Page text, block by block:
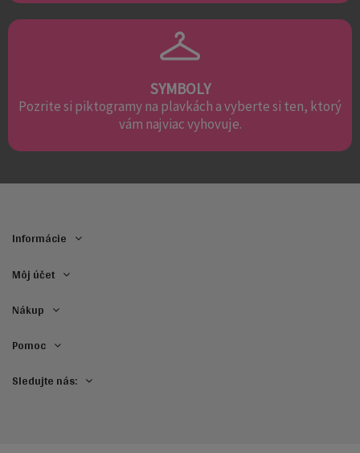
SYMBOLY
Pozrite si piktogramy na plavkách a vyberte si ten, ktorý
vám najviac vyhovuje.
Informácie
Môj účet
Nákup
Pomoc
Sledujte nás: